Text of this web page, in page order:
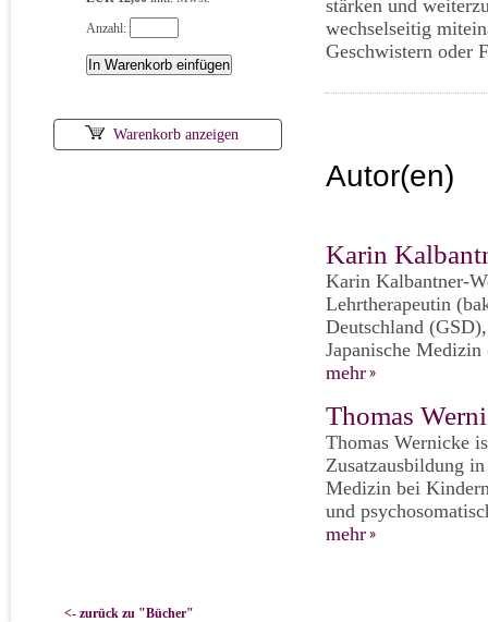
Anzahl:
Warenkorb anzeigen
stärken und
wechselseitig
Geschwistern oder
Autor(en)
Karin
Karin Kalbantner-
Lehrtherapeutin
Deutschland
Japanische
mehr
Thomas
Thomas Wernicke
Zusatzausbildung
Medizin bei
und
mehr
<- zurück zu "Bücher"